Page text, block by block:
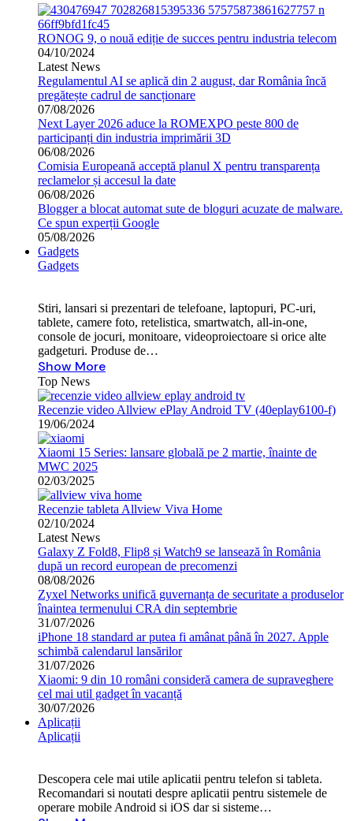
RONOG 9, o nouă ediție de succes pentru industria telecom
04/10/2024
Latest News
Regulamentul AI se aplică din 2 august, dar România încă
pregătește cadrul de sancționare
07/08/2026
Next Layer 2026 aduce la ROMEXPO peste 800 de
participanți din industria imprimării 3D
06/08/2026
Comisia Europeană acceptă planul X pentru transparența
reclamelor și accesul la date
06/08/2026
Blogger a blocat automat sute de bloguri acuzate de malware.
Ce spun experții Google
05/08/2026
Gadgets
Gadgets
Stiri, lansari si prezentari de telefoane, laptopuri, PC-uri,
tablete, camere foto, retelistica, smartwatch, all-in-one,
console de jocuri, monitoare, videoproiectoare si orice alte
gadgeturi. Produse de…
Show More
Top News
Recenzie video Allview ePlay Android TV (40eplay6100-f)
19/06/2024
Xiaomi 15 Series: lansare globală pe 2 martie, înainte de
MWC 2025
02/03/2025
Recenzie tableta Allview Viva Home
02/10/2024
Latest News
Galaxy Z Fold8, Flip8 și Watch9 se lansează în România
după un record european de precomenzi
08/08/2026
Zyxel Networks unifică guvernanța de securitate a produselor
înaintea termenului CRA din septembrie
31/07/2026
iPhone 18 standard ar putea fi amânat până în 2027. Apple
schimbă calendarul lansărilor
31/07/2026
Xiaomi: 9 din 10 români consideră camera de supraveghere
cel mai util gadget în vacanță
30/07/2026
Aplicații
Aplicații
Descopera cele mai utile aplicatii pentru telefon si tableta.
Recomandari si noutati despre aplicatii pentru sistemele de
operare mobile Android si iOS dar si sisteme…